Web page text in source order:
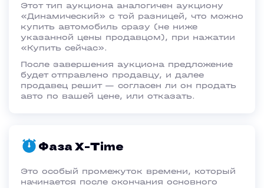
Этот тип аукциона аналогичен аукциону
«Динамический» с той разницей, что можно
купить автомобиль сразу (не ниже
указанной цены продавцом), при нажатии
«Купить сейчас».
После завершения аукциона предложение
будет отправлено продавцу, и далее
продавец решит — согласен ли он продать
авто по вашей цене, или отказать.
Фаза Х-Time
Это особый промежуток времени, который
начинается после окончания основного